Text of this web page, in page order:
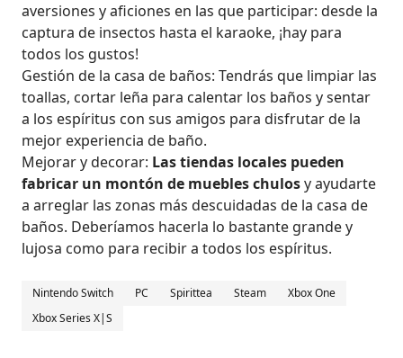
aversiones y aficiones en las que participar: desde la
captura de insectos hasta el karaoke, ¡hay para
todos los gustos!
Gestión de la casa de baños: Tendrás que limpiar las
toallas, cortar leña para calentar los baños y sentar
a los espíritus con sus amigos para disfrutar de la
mejor experiencia de baño.
Mejorar y decorar: Las tiendas locales pueden
fabricar un montón de muebles chulosy ayudarte
a arreglar las zonas más descuidadas de la casa de
baños. Deberíamos hacerla lo bastante grande y
lujosa como para recibir a todos los espíritus.
Nintendo Switch PC Spirittea Steam
Xbox One
Xbox Series X|S